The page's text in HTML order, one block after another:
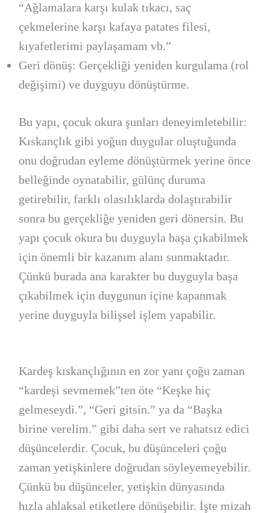
“Ağlamalara karşı kulak tıkacı, saç
çekmelerine karşı kafaya patates filesi,
kıyafetlerimi paylaşamam vb.”
Geri dönüş: Gerçekliği yeniden kurgulama (rol
değişimi) ve duyguyu dönüştürme.
Bu yapı, çocuk okura şunları deneyimletebilir:
Kıskançlık gibi yoğun duygular oluştuğunda
onu doğrudan eyleme dönüştürmek yerine önce
belleğinde oynatabilir, gülünç duruma
getirebilir, farklı olasılıklarda dolaştırabilir
sonra bu gerçekliğe yeniden geri dönersin. Bu
yapı çocuk okura bu duyguyla başa çıkabilmek
için önemli bir kazanım alanı sunmaktadır.
Çünkü burada ana karakter bu duyguyla başa
çıkabilmek için duygunun içine kapanmak
yerine duyguyla bilişsel işlem yapabilir.
Kardeş kıskançlığının en zor yanı çoğu zaman
“kardeşi sevmemek”ten öte “Keşke hiç
gelmeseydi.”, “Geri gitsin.” ya da “Başka
birine verelim.” gibi daha sert ve rahatsız edici
düşüncelerdir. Çocuk, bu düşünceleri çoğu
zaman yetişkinlere doğrudan söyleyemeyebilir.
Çünkü bu düşünceler, yetişkin dünyasında
hızla ahlaksal etiketlere dönüşebilir. İşte mizah